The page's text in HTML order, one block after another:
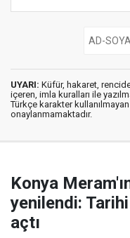
UYARI: Küfür, hakaret,
içeren, imla kuralları ile
Türkçe karakter
onaylanmamaktadır.
Konya
yenilendi: Tarihi
açtı